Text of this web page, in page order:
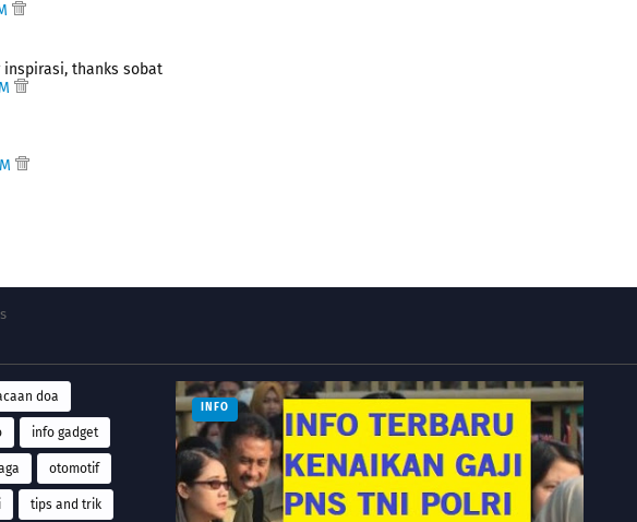
thanks sobat
doa
info gadget
otomotif
tips and trik
INFO